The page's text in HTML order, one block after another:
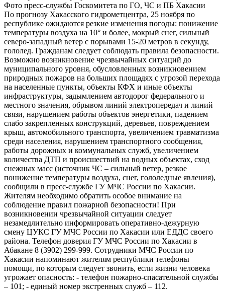
Фото пресс-службы Госкомитета по ГО, ЧС и ПБ Хакасии
По прогнозу Хакасского гидрометцентра, 25 ноября по
республике ожидаются резкие изменения погоды: понижение
температуры воздуха на 10° и более, мокрый снег, сильный
северо-западный ветер с порывами 15-20 метров в секунду,
гололед. Гражданам следует соблюдать правила безопасности.
Возможно возникновение чрезвычайных ситуаций до
муниципального уровня, обусловленных возникновением
природных пожаров на больших площадях с угрозой перехода
на населенные пункты, объекты КФХ и иные объекты
инфраструктуры, задымлением автодорог федерального и
местного значения, обрывом линий электропередач и линий
связи, нарушением работы объектов энергетики, падением
слабо закрепленных конструкций, деревьев, повреждением
крыш, автомобильного транспорта, увеличением травматизма
среди населения, нарушением транспортного сообщения,
работы дорожных и коммунальных служб, увеличением
количества ДТП и происшествий на водных объектах, сход
снежных масс (источник ЧС – сильный ветер, резкое
понижение температуры воздуха, снег, гололедные явления),
сообщили в пресс-службе ГУ МЧС России по Хакасии.
Жителям необходимо обратить особое внимание на
соблюдение правил пожарной безопасности! При
возникновении чрезвычайной ситуации следует
незамедлительно информировать оперативно-дежурную
смену ЦУКС ГУ МЧС России по Хакасии или ЕДДС своего
района. Телефон доверия ГУ МЧС России по Хакасии в
Абакане 8 (3902) 299-999. Сотрудники МЧС России по
Хакасии напоминают жителям республики телефоны
помощи, по которым следует звонить, если жизни человека
угрожает опасность: - телефон пожарно-спасательной службы
– 101; - единый номер экстренных служб – 112.